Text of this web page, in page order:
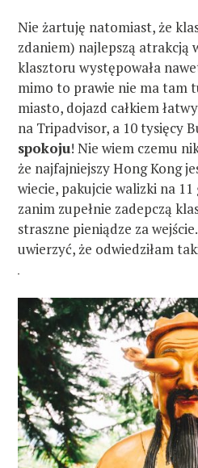
Nie żartuję natomiast, że
zdaniem) najlepszą atrakcją
klasztoru występowała
mimo to prawie nie ma tam
miasto, dojazd całkiem
na Tripadvisor, a 10 tysięcy
spokoju! Nie wiem czemu
że najfajniejszy Hong Kong
wiecie, pakujcie walizki na
zanim zupełnie zadepczą
straszne pieniądze za
uwierzyć, że odwiedziłam